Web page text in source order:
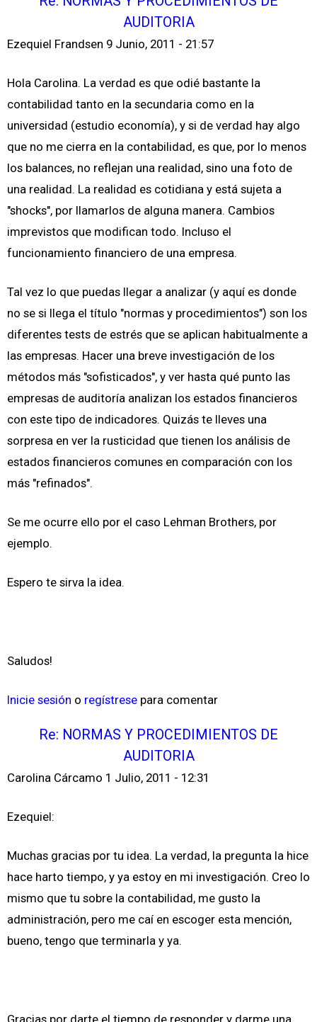
AUDITORIA
Ezequiel Frandsen 9 Junio, 2011 - 21:57
Hola Carolina. La verdad es que odié bastante la
contabilidad tanto en la secundaria como en la
universidad (estudio economía), y si de verdad hay algo
que no me cierra en la contabilidad, es que, por lo menos
los balances, no reflejan una realidad, sino una foto de
una realidad. La realidad es cotidiana y está sujeta a
"shocks", por llamarlos de alguna manera. Cambios
imprevistos que modifican todo. Incluso el
funcionamiento financiero de una empresa.
Tal vez lo que puedas llegar a analizar (y aquí es donde
no se si llega el título "normas y procedimientos") son los
diferentes tests de estrés que se aplican habitualmente a
las empresas. Hacer una breve investigación de los
métodos más "sofisticados", y ver hasta qué punto las
empresas de auditoría analizan los estados financieros
con este tipo de indicadores. Quizás te lleves una
sorpresa en ver la rusticidad que tienen los análisis de
estados financieros comunes en comparación con los
más "refinados".
Se me ocurre ello por el caso Lehman Brothers, por
ejemplo.
Espero te sirva la idea.
Saludos!
Inicie sesión o regístrese para comentar
Re: NORMAS Y PROCEDIMIENTOS DE
AUDITORIA
Carolina Cárcamo 1 Julio, 2011 - 12:31
Ezequiel:
Muchas gracias por tu idea. La verdad, la pregunta la hice
hace harto tiempo, y ya estoy en mi investigación. Creo lo
mismo que tu sobre la contabilidad, me gusto la
administración, pero me caí en escoger esta mención,
bueno, tengo que terminarla y ya.
Gracias por darte el tiempo de responder y darme una